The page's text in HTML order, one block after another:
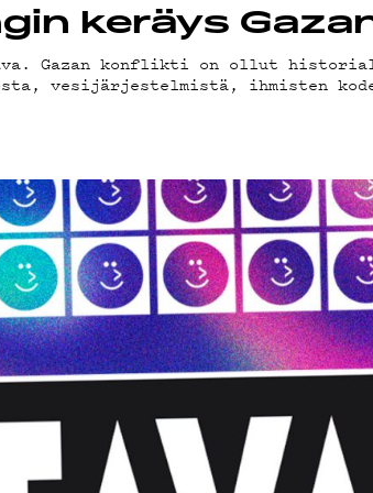
keräys
Gazan konflikti on ollut
vesijärjestelmistä, ihmisten